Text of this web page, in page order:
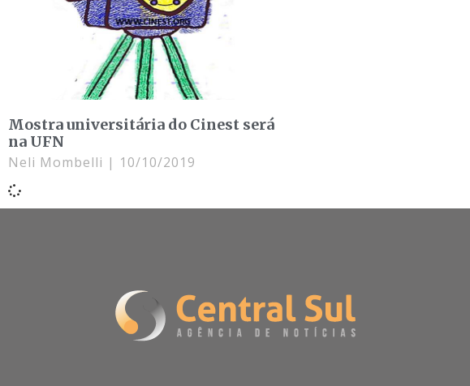
Mostra universitária do Cinest será
na UFN
Neli Mombelli 10/10/2019